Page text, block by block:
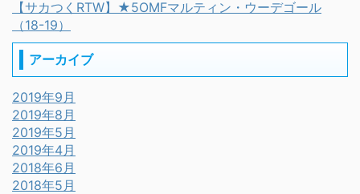
【サカつくRTW】★5OMFマルティン・ウーデゴール
（18-19）
アーカイブ
2019年9月
2019年8月
2019年5月
2019年4月
2018年6月
2018年5月